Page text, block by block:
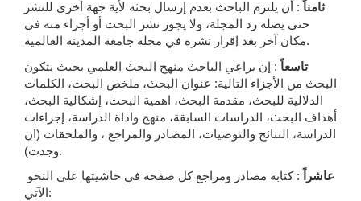
ثامناً : أن يلتزم الباحث بعدم إرسال بحثه لأية جهة أخرى للنشر
حتى يصله رد المجلة، ولا يجوز نشر البحث أو أجزاء منه في
مكان آخر بعد إقرار نشره في مجلة جامعة المدينة العالمية.
تاسعاً : إن يراعي الباحث منهج البحث العلمي بحيث يتكون
البحث من الأجزاء التالية: عنوان البحث، ملخص البحث، الكلمات
الدلالية للبحث، مقدمة البحث، اهمية البحث، إشكالية البحث،
أهداف البحث، الدراسات السابقة، منهج واداة الدراسة، إجراءات
الدراسة، النتائج والتوصيات، المصادر والمراجع ، والملحقات (ان
وجدت).
عاشراً
: كتابة مصادر ومراجع كل صفحة في حاشيتها على النحو
الآتي: